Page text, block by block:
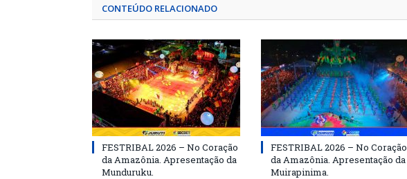
CONTEÚDO RELACIONADO
FESTRIBAL 2026 – No Coração
da Amazônia. Apresentação da
Munduruku.
FESTRIBAL 2026 – No Coração
da Amazônia. Apresentação da
Muirapinima.